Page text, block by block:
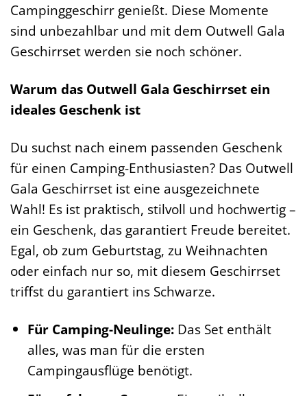
Campinggeschirr genießt. Diese Momente
sind unbezahlbar und mit dem Outwell Gala
Geschirrset werden sie noch schöner.
Warum das Outwell Gala Geschirrset ein
ideales Geschenk ist
Du suchst nach einem passenden Geschenk
für einen Camping-Enthusiasten? Das Outwell
Gala Geschirrset ist eine ausgezeichnete
Wahl! Es ist praktisch, stilvoll und hochwertig –
ein Geschenk, das garantiert Freude bereitet.
Egal, ob zum Geburtstag, zu Weihnachten
oder einfach nur so, mit diesem Geschirrset
triffst du garantiert ins Schwarze.
Für Camping-Neulinge:Das Set enthält
alles, was man für die ersten
Campingausflüge benötigt.